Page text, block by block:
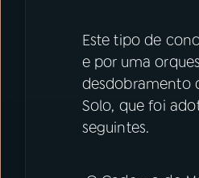
Este tipo de
e por uma
desdobramento
Solo, que foi
seguintes.